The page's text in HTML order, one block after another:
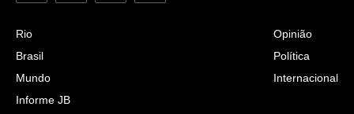
Rio
Brasil
Mundo
Informe JB
Opinião
Política
Internacional